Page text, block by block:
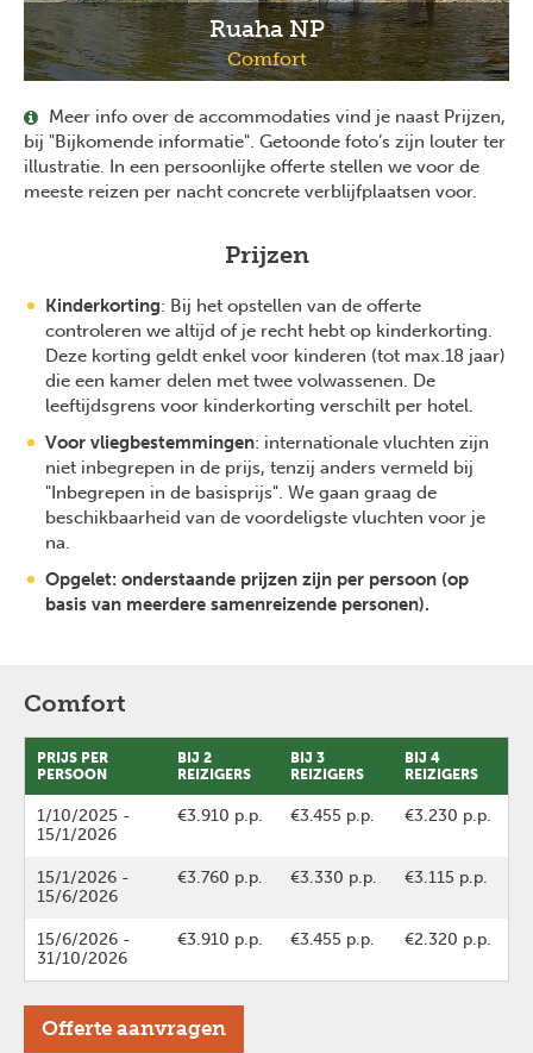
Ruaha NP
Comfort
Meer info over de accommodaties vind je naast Prijzen,
bij "Bijkomende informatie". Getoonde foto’s zijn louter ter
illustratie. In een persoonlijke offerte stellen we voor de
meeste reizen per nacht concrete verblijfplaatsen voor.
Prijzen
Kinderkorting: Bij het opstellen van de offerte
controleren we altijd of je recht hebt op kinderkorting.
Deze korting geldt enkel voor kinderen (tot max.18 jaar)
die een kamer delen met twee volwassenen. De
leeftijdsgrens voor kinderkorting verschilt per hotel.
Voor vliegbestemmingen: internationale vluchten zijn
niet inbegrepen in de prijs, tenzij anders vermeld bij
"Inbegrepen in de basisprijs". We gaan graag de
beschikbaarheid van de voordeligste vluchten voor je
na.
Opgelet: onderstaande prijzen zijn per persoon (op
basis van meerdere samenreizende personen).
Comfort
PRIJS PER
PERSOON
BIJ 2
REIZIGERS
BIJ 3
REIZIGERS
BIJ 4
REIZIGERS
1/10/2025 -
15/1/2026
€3.910 p.p. €3.455 p.p. €3.230 p.p.
15/1/2026 -
15/6/2026
€3.760 p.p. €3.330 p.p. €3.115 p.p.
15/6/2026 -
31/10/2026
€3.910 p.p. €3.455 p.p. €2.320 p.p.
Offerte aanvragen